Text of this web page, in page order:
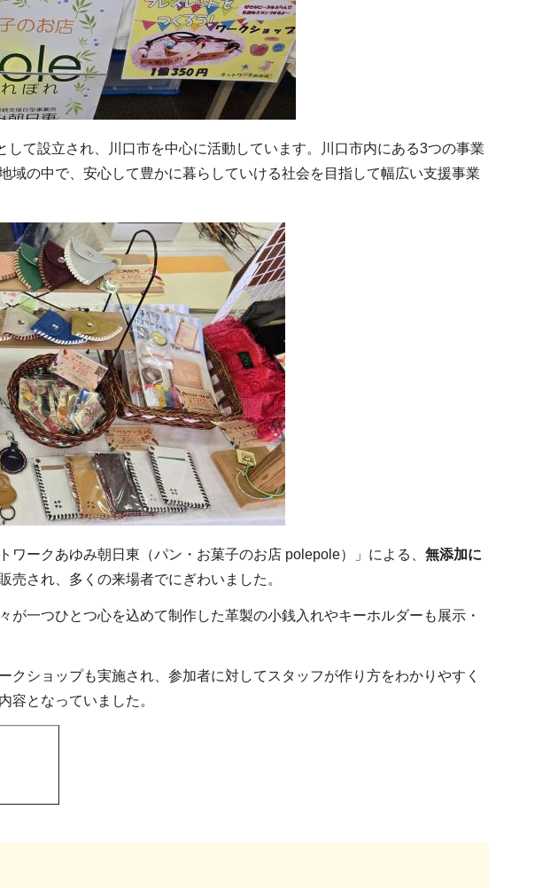
て設立され、川口市を中心に活動しています。川口市内にある3つの事業
域の中で、安心して豊かに暮らしていける社会を目指して幅広い支援事業
ークあゆみ朝日東（パン・お菓子のお店 polepole）」による、 無添加に
売され、多くの来場者でにぎわいました。
一つひとつ心を込めて制作した革製の小銭入れやキーホルダーも展示・
ショップも実施され、参加者に対してスタッフが作り方をわかりやすく
容となっていました。